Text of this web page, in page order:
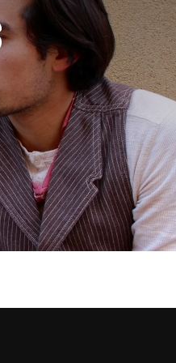
FUNK SOUL
GOSPEL
HIP POP
INDIE
DU BILAN
METAL
NU SOUL PEOPLE
PLAYLIST
RAP RATTRAPAGE
ROCK
BLUES SERIES
SOCIÉTÉ
SOUNDTRACK OF MY LIFE